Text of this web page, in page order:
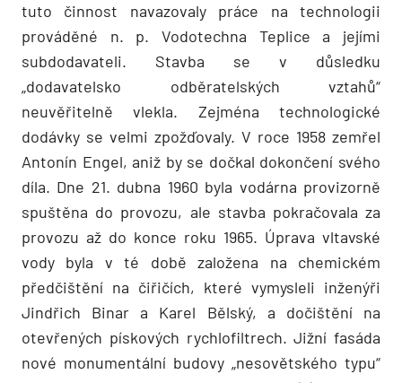
tuto činnost navazovaly práce na technologii
prováděné n. p. Vodotechna Teplice a jejími
subdodavateli. Stavba se v důsledku
„dodavatelsko odběratelských vztahů“
neuvěřitelně vlekla. Zejména technologické
dodávky se velmi zpožďovaly. V roce 1958 zemřel
Antonín Engel, aniž by se dočkal dokončení svého
díla. Dne 21. dubna 1960 byla vodárna provizorně
spuštěna do provozu, ale stavba pokračovala za
provozu až do konce roku 1965. Úprava vltavské
vody byla v té době založena na chemickém
předčištění na čiřičích, které vymysleli inženýři
Jindřich Binar a Karel Bělský, a dočištění na
otevřených pískových rychlofiltrech. Jižní fasáda
nové monumentální budovy „nesovětského typu“